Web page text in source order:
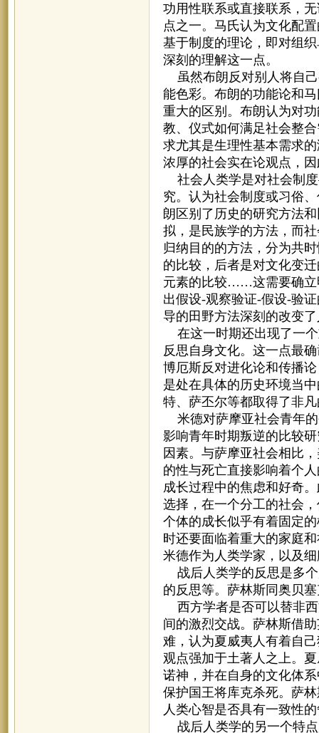
功用性联系或直接联系，
点之一。马氏认为文化配
基于制度的理论，即对组
深刻的理解这一点。
虽然布朗反对别人将自己
能色彩。布朗的功能论和
重大的区别。布朗认为对
教、仪式如何满足社会整
求尤其是生理性基本需求
浓厚的社会实在论观点，
社会人类学是对社会制
究。认为社会制度或习俗
朗区别了历史的研究方法
拟，是民族学的方法，而
归纳目的的方法，分为共
的比较，后者是对文化变
元素的比较……这需要确立
出假设-观察验证-假设-验
导的田野方法深刻的改变
在这一时期还出现了一个
反思自身文化。这一点最
博厄斯反对进化论和传播
是处在具体的历史环境当
特、萨丕尔等都取得了非
米德对萨摩亚社会青年的
影响青年时期叛逆的比较
因素。与萨摩亚社会相比
的性与死亡直接影响着个
成长过程中的焦虑和好奇
选择，在一个分工的社会
个体的成长似乎有着固定
时还要面临着重大的家庭
米德作为人类学家，以及
战后人类学的反思是多个
的反思等。萨林斯同奥贝
西方学者是否可以替非西
间的激烈交战。萨林斯借
难，认为夏威夷人有着自
观点强加于土著人之上。
诺神，并在自身的文化体
保护国王将库克杀死。萨
人类心智是否具有一致性
战后人类学的另一个特